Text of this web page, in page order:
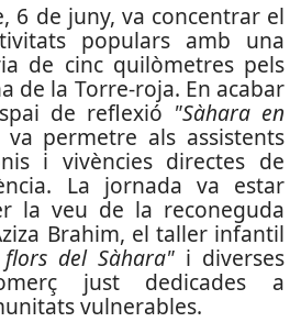
6 de juny, va concentrar el
populars amb una
de cinc quilòmetres pels
de la Torre-roja. En acabar
de reflexió "Sàhara en
permetre als assistents
i vivències directes de
La jornada va estar
la veu de la reconeguda
Brahim, el taller infantil
flors del Sàhara" i diverses
just dedicades a
vulnerables.